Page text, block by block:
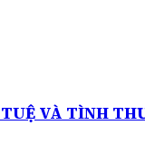
VÀ TÌNH